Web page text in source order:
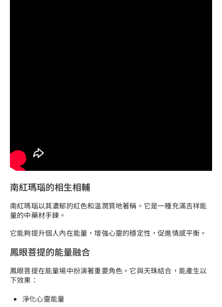
南紅瑪瑙的相生相輔
南紅瑪瑙以其濃郁的紅色和溫潤質地著稱。它是一種充滿吉祥能
量的中藥材手鍊。
它能夠提升個人內在能量，增強心靈的穩定性，促進情感平衡。
鳳眼菩提的能量融合
鳳眼菩提在能量場中扮演著重要角色。它與天珠結合，能產生以
下效果：
淨化心靈能量